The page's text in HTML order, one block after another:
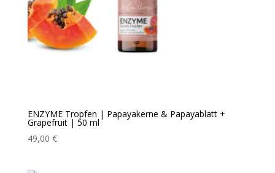
ENZYME Tropfen | Papayakerne & Papayablatt +
Grapefruit | 50 ml
49,00 €